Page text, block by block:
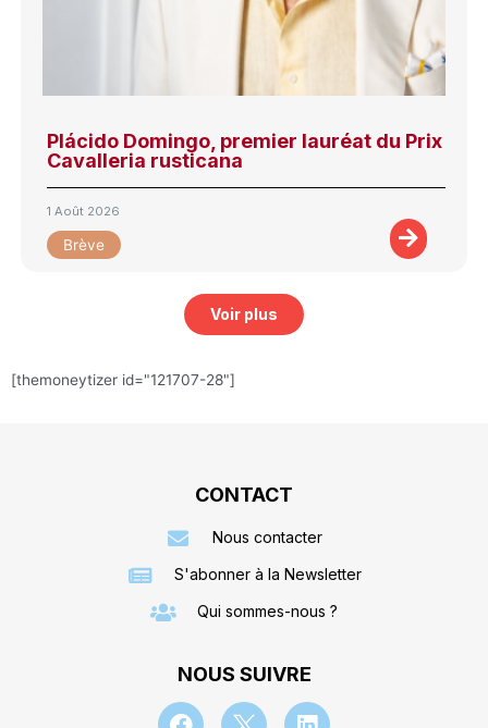
Plácido Domingo, premier lauréat du Prix
Cavalleria rusticana
1 Août 2026
Brève
Voir plus
[themoneytizer id="121707-28"]
CONTACT
Nous contacter
S'abonner à la Newsletter
Qui sommes-nous ?
NOUS SUIVRE